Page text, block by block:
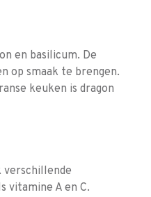
en basilicum. De
op smaak te brengen.
keuken is dragon
verschillende
vitamine A en C.